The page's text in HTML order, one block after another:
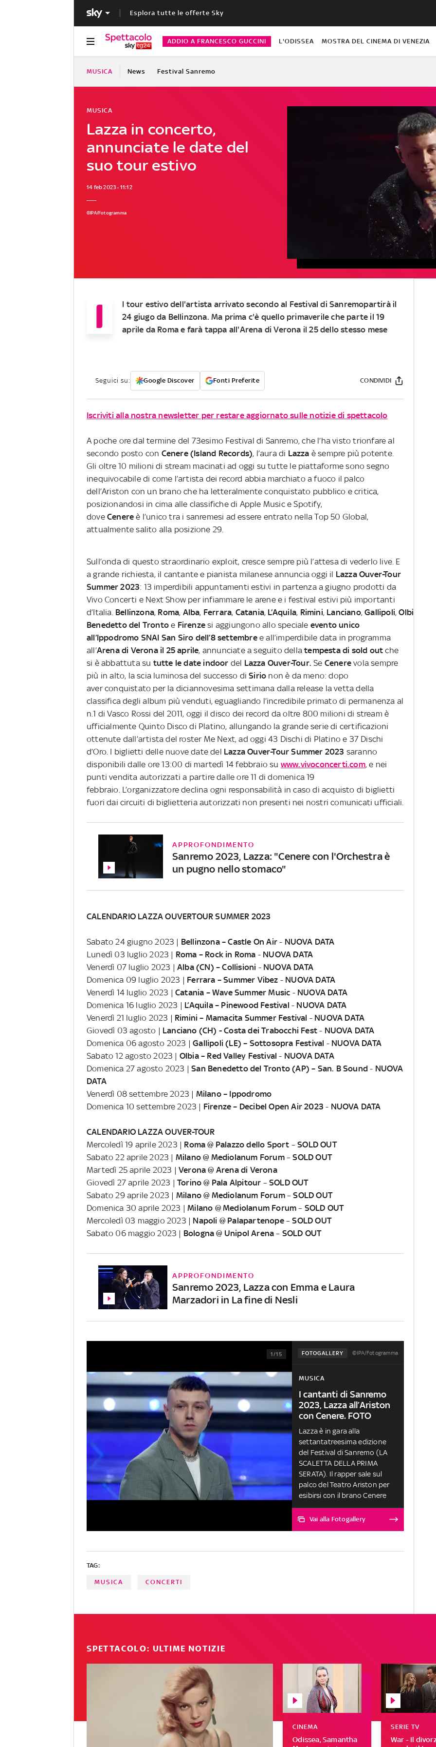
Esplora tutte le offerte Sky
ADDIO A FRANCESCO GUCCINI L'ODISSEA MOSTRA DEL CINEMA DI VENEZIA
MUSICA News Festival Sanremo
Lazza in concerto,
annunciate le date del
suo tour estivo
MUSICA
14 feb 2023 - 11:12
©IPA/Fotogramma
I
l tour estivo dell'artista arrivato secondo al Festival di Sanremopartirà il
24 giugo da Bellinzona. Ma prima c'è quello primaverile che parte il 19
aprile da Roma e farà tappa all'Arena di Verona il 25 dello stesso mese
Seguici su: Google Discover Fonti Preferite CONDIVIDI
Iscriviti alla nostra newsletter per restare aggiornato sulle notizie di spettacolo
A poche ore dal termine del 73esimo Festival di Sanremo, che l’ha visto trionfare al
secondo posto con Cenere (Island Records), l’aura di Lazza è sempre più potente.
Gli oltre 10 milioni di stream macinati ad oggi su tutte le piattaforme sono segno
inequivocabile di come l’artista dei record abbia marchiato a fuoco il palco
dell’Ariston con un brano che ha letteralmente conquistato pubblico e critica,
posizionandosi in cima alle classifiche di Apple Music e Spotify,
dove Cenere è l’unico tra i sanremesi ad essere entrato nella Top 50 Global,
attualmente salito alla posizione 29.
Sull’onda di questo straordinario exploit, cresce sempre più l’attesa di vederlo live. E
a grande richiesta, il cantante e pianista milanese annuncia oggi il Lazza Ouver-Tour
Summer 2023: 13 imperdibili appuntamenti estivi in partenza a giugno prodotti da
Vivo Concerti e Next Show per infiammare le arene e i festival estivi più importanti
d’Italia. Bellinzona, Roma, Alba, Ferrara, Catania, L’Aquila, Rimini, Lanciano,Gallipoli,Olbia
Benedetto del Tronto e Firenze si aggiungono allo speciale evento unico
all’Ippodromo SNAI San Siro dell’8 settembree all’imperdibile data in programma
all’Arena di Verona il 25 aprile, annunciate a seguito dellatempesta di sold outche
si è abbattuta su tutte le date indoor del Lazza Ouver-Tour.Se Cenere vola sempre
più in alto, la scia luminosa del successo diSirio non è da meno: dopo
aver conquistato per la diciannovesima settimana dalla release la vetta della
classifica degli album più venduti, eguagliando l’incredibile primato di permanenza al
n.1 di Vasco Rossi del 2011, oggi il disco dei record da oltre 800 milioni di stream è
ufficialmente Quinto Disco di Platino, allungando la grande serie di certificazioni
ottenute dall’artista del roster Me Next, ad oggi 43 Dischi di Platino e 37 Dischi
d’Oro. I biglietti delle nuove date del Lazza Ouver-Tour Summer 2023 saranno
disponibili dalle ore 13:00 di martedì 14 febbraio su www.vivoconcerti.com, e nei
punti vendita autorizzati a partire dalle ore 11 di domenica 19
febbraio. L’organizzatore declina ogni responsabilità in caso di acquisto di biglietti
fuori dai circuiti di biglietteria autorizzati non presenti nei nostri comunicati ufficiali.
APPROFONDIMENTO
Sanremo 2023, Lazza: "Cenere con l'Orchestra è
un pugno nello stomaco"
CALENDARIO LAZZA OUVERTOUR SUMMER 2023
Sabato 24 giugno 2023 | Bellinzona – Castle On Air - NUOVA DATA
Lunedì 03 luglio 2023 | Roma – Rock in Roma - NUOVA DATA
Venerdì 07 luglio 2023 | Alba (CN) – Collisioni - NUOVA DATA
Domenica 09 luglio 2023 | Ferrara – Summer Vibez - NUOVA DATA
Venerdì 14 luglio 2023 | Catania – Wave Summer Music - NUOVA DATA
Domenica 16 luglio 2023 | L’Aquila – Pinewood Festival - NUOVA DATA
Venerdì 21 luglio 2023 | Rimini – Mamacita Summer Festival - NUOVA DATA
Giovedì 03 agosto | Lanciano (CH) - Costa dei Trabocchi Fest - NUOVA DATA
Domenica 06 agosto 2023 |Gallipoli (LE) – Sottosopra Festival - NUOVA DATA
Sabato 12 agosto 2023 | Olbia – Red Valley Festival - NUOVA DATA
Domenica 27 agosto 2023 |San Benedetto del Tronto (AP) – San. B Sound - NUOVA
DATA
Venerdì 08 settembre 2023 | Milano – Ippodromo
Domenica 10 settembre 2023 | Firenze – Decibel Open Air 2023 - NUOVA DATA
CALENDARIO LAZZA OUVER-TOUR
Mercoledì 19 aprile 2023 | Roma @ Palazzo dello Sport –SOLD OUT
Sabato 22 aprile 2023 | Milano @ Mediolanum Forum– SOLD OUT
Martedì 25 aprile 2023 | Verona @ Arena di Verona
Giovedì 27 aprile 2023 | Torino @ Pala Alpitour –SOLD OUT
Sabato 29 aprile 2023 | Milano @ Mediolanum Forum–SOLD OUT
Domenica 30 aprile 2023 |Milano @ Mediolanum Forum– SOLD OUT
Mercoledì 03 maggio 2023 | Napoli @ Palapartenope– SOLD OUT
Sabato 06 maggio 2023 | Bologna @ Unipol Arena– SOLD OUT
APPROFONDIMENTO
Sanremo 2023, Lazza con Emma e Laura
Marzadori in La fine di Nesli
FOTOGALLERY ©IPA/Fotogramma
1/15
MUSICA
I cantanti di Sanremo
2023, Lazza all’Ariston
con Cenere. FOTO
Lazza è in gara alla
settantatreesima edizione
del Festival di Sanremo (LA
SCALETTA DELLA PRIMA
SERATA). Il rapper sale sul
palco del Teatro Ariston per
esibirsi con il brano Cenere
Vai alla Fotogallery
TAG:
MUSICA CONCERTI
SPETTACOLO: ULTIME NOTIZIE
Odissea, Samantha
CINEMA
War - Il
SERIE TV